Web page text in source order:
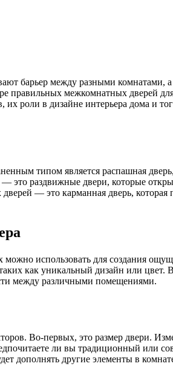
барьер между разными комнатами,
межкомнатных дверей
роли в дизайне интерьера дома и
типом является распашная
это раздвижные двери, которые
— это карманная дверь,
использовать для создания
как уникальный дизайн или
между различными помещениями.
Во-первых, это размер двери.
ли вы традиционный или
дополнять другие элементы в